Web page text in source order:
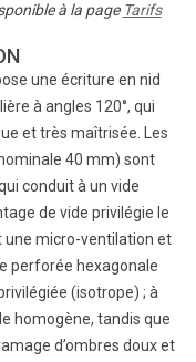
à la page Tarifs
une écriture en nid
à angles 120°, qui
et très maîtrisée. Les
40 mm) sont
conduit à un vide
de vide privilégie le
une micro-ventilation et
perforée hexagonale
(isotrope) ; à
homogène, tandis que
d’ombres doux et